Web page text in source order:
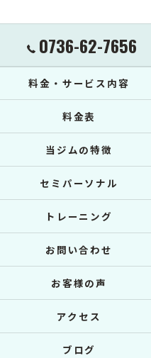
0736-62-7656
料金・サービス内容
料金表
当ジムの特徴
セミパーソナル
トレーニング
お問い合わせ
お客様の声
アクセス
ブログ